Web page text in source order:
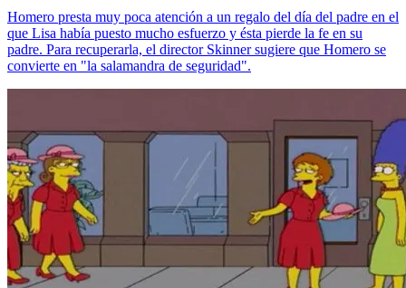
Homero presta muy poca atención a un regalo del día del padre en el
que Lisa había puesto mucho esfuerzo y ésta pierde la fe en su
padre. Para recuperarla, el director Skinner sugiere que Homero se
convierte en "la salamandra de seguridad".